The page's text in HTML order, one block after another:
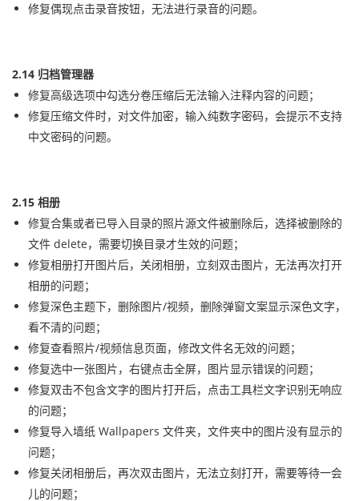
修复偶现点击录音按钮，无法进行录音的问题。
2.14 归档管理器
修复高级选项中勾选分卷压缩后无法输入注释内容的问题；
修复压缩文件时，对文件加密，输入纯数字密码，会提示不支持
中文密码的问题。
2.15 相册
修复合集或者已导入目录的照片源文件被删除后，选择被删除的
文件 delete，需要切换目录才生效的问题；
修复相册打开图片后，关闭相册，立刻双击图片，无法再次打开
相册的问题；
修复深色主题下，删除图片/视频，删除弹窗文案显示深色文字，
看不清的问题；
修复查看照片/视频信息页面，修改文件名无效的问题；
修复选中一张图片，右键点击全屏，图片显示错误的问题；
修复双击不包含文字的图片打开后，点击工具栏文字识别无响应
的问题；
修复导入墙纸 Wallpapers 文件夹，文件夹中的图片没有显示的
问题；
修复关闭相册后，再次双击图片，无法立刻打开，需要等待一会
儿的问题；